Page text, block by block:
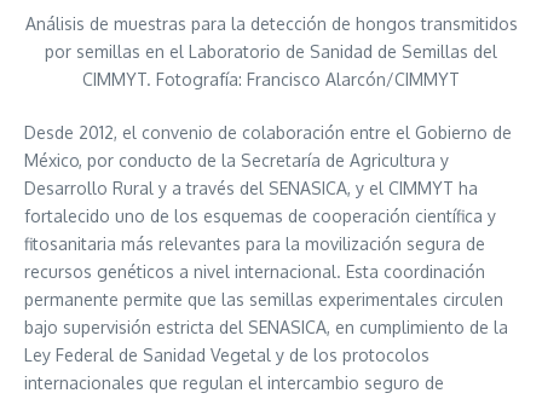
Análisis de muestras para la detección de hongos transmitidos
por semillas en el Laboratorio de Sanidad de Semillas del
CIMMYT. Fotografía: Francisco Alarcón/CIMMYT
Desde 2012, el convenio de colaboración entre el Gobierno de
México, por conducto de la Secretaría de Agricultura y
Desarrollo Rural y a través del SENASICA, y el CIMMYT ha
fortalecido uno de los esquemas de cooperación científica y
fitosanitaria más relevantes para la movilización segura de
recursos genéticos a nivel internacional. Esta coordinación
permanente permite que las semillas experimentales circulen
bajo supervisión estricta del SENASICA, en cumplimiento de la
Ley Federal de Sanidad Vegetal y de los protocolos
internacionales que regulan el intercambio seguro de